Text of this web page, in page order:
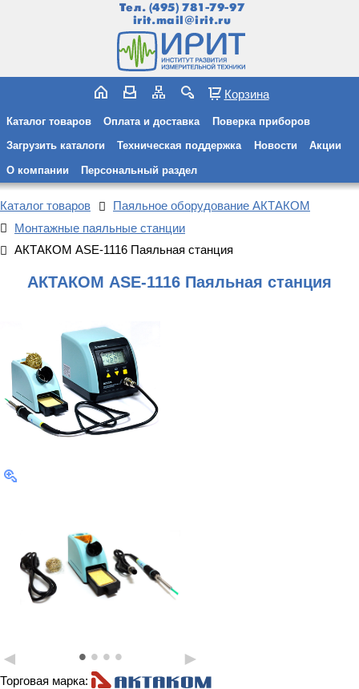
Тел. (495) 781-79-97
irit.mail@irit.ru
Корзина
Каталог товаров Оплата и доставка Поверка приборов
Загрузить каталоги Техническая поддержка Новости Акции
О компании Персональный раздел
Каталог товаров
Паяльное оборудование АКТАКОМ
Монтажные паяльные станции
АКТАКОМ ASE-1116 Паяльная станция
АКТАКОМ ASE-1116 Паяльная станция
• • • •
◄ ►
Торговая марка: